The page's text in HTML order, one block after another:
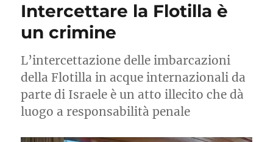
Intercettare la Flotilla è
un crimine
L’intercettazione delle imbarcazioni
della Flotilla in acque internazionali da
parte di Israele è un atto illecito che dà
luogo a responsabilità penale